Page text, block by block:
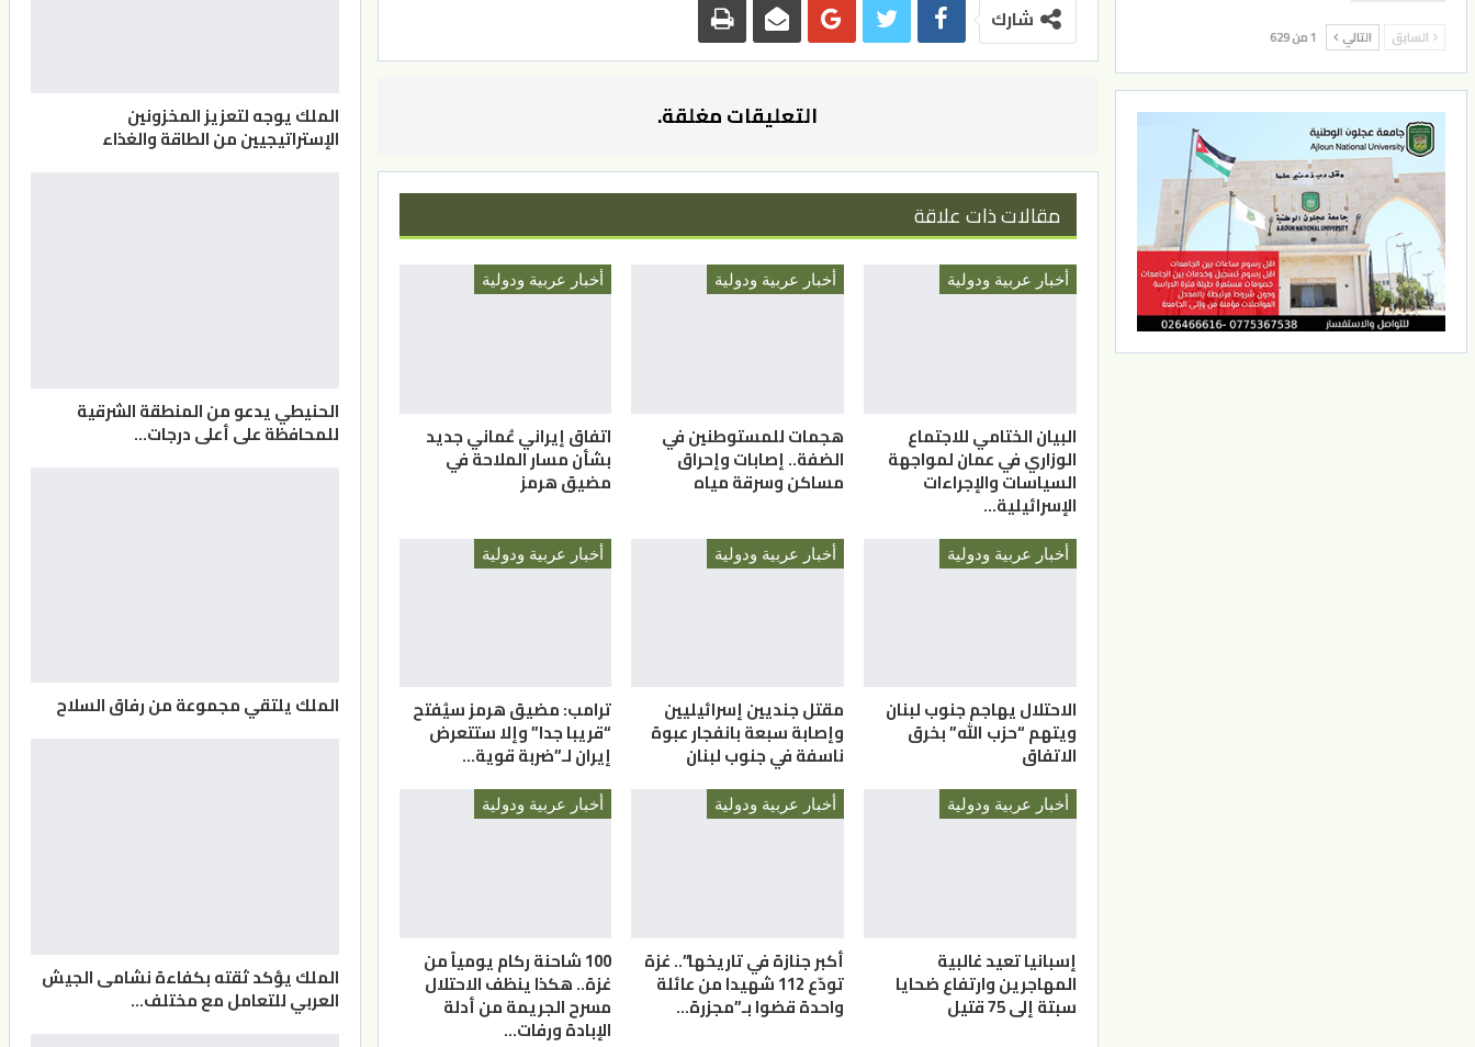
شارك
التعليقات مغلقة.
مقالات ذات علاقة
أخبار عربية ودولية
البيان الختامي للاجتماع
الوزاري في عمان لمواجهة
السياسات والإجراءات
الإسرائيلية…
أخبار عربية ودولية
هجمات للمستوطنين في
الضفة.. إصابات وإحراق
مساكن وسرقة مياه
أخبار عربية ودولية
اتفاق إيراني عُماني جديد
بشأن مسار الملاحة في
مضيق هرمز
أخبار عربية ودولية
الاحتلال يهاجم جنوب لبنان
ويتهم “حزب الله” بخرق
الاتفاق
أخبار عربية ودولية
مقتل جنديين إسرائيليين
وإصابة سبعة بانفجار عبوة
ناسفة في جنوب لبنان
أخبار عربية ودولية
ترامب: مضيق هرمز سيُفتح
“قريبا جدا” وإلا ستتعرض
إيران لـ”ضربة قوية…
أخبار عربية ودولية
إسبانيا تعيد غالبية
المهاجرين وارتفاع ضحايا
سبتة إلى 75 قتيل
أخبار عربية ودولية
أكبر جنازة في تاريخها”.. غزة
تودّع 112 شهيدا من عائلة
واحدة قضوا بـ”مجزرة…
أخبار عربية ودولية
100 شاحنة ركام يومياً من
غزة.. هكذا ينظف الاحتلال
مسرح الجريمة من أدلة
الإبادة ورفات…
السابق التالي 1 من 629
الملك يوجه لتعزيز المخزونين
الإستراتيجيين من الطاقة والغذاء
الحنيطي يدعو من المنطقة الشرقية
للمحافظة على أعلى درجات…
الملك يلتقي مجموعة من رفاق السلاح
الملك يؤكد ثقته بكفاءة نشامى الجيش
العربي للتعامل مع مختلف…